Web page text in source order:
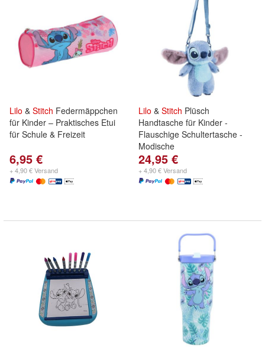
Lilo & Stitch Federmäppchen
für Kinder – Praktisches Etui
für Schule & Freizeit
6,95 €
+ 4,90 € Versand
Lilo & Stitch Plüsch
Handtasche für Kinder -
Flauschige Schultertasche -
Modische
24,95 €
+ 4,90 € Versand